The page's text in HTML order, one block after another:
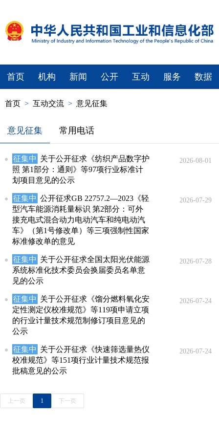
首页 机构 新闻 公开 互动 服务 数据
首页 > 互动交流 > 意见征集
意见征集 常用电话
2026-08-01
征集中 关于公开征求《纺织产品数字护
照 第1部分：通则》等97项行业标准计
划项目意见的公示
2026-07-29
征集中 公开征求GB 22757.2—2023《轻
型汽车能源消耗量标识 第2部分：可外
接充电式混合动力电动汽车和纯电动汽
车》（第1号修改单）等三项强制性国家
标准修改单的意见
2026-07-28
征集中 关于公开征求全国太阳光伏能源
系统标准化技术委员会换届委员名单意
见的公示
2026-07-24
征集中 关于公开征求《馏分燃料氧化安
定性测定仪校准规范》等119项申请立项
的行业计量技术规范制修订项目意见的
公示
2026-07-24
征集中 关于公开征求《快速筛选量热仪
校准规范》等151项行业计量技术规范报
批稿意见的公示
上一页 1 下一页